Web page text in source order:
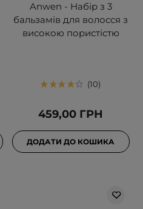
Anwen - Набір з 3
бальзамів для волосся з
високою пористістю
10
459,00 ГРН
ДОДАТИ ДО КОШИКА